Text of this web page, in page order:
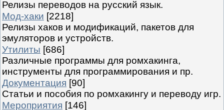
Релизы переводов на русский язык.
Мод-хаки [2218]
Релизы хаков и модификаций, пакетов для
эмуляторов и устройств.
Утилиты [686]
Различные программы для ромхакинга,
инструменты для программирования и пр.
Документация [90]
Статьи и пособия по ромхакингу и переводу игр.
Мероприятия [146]